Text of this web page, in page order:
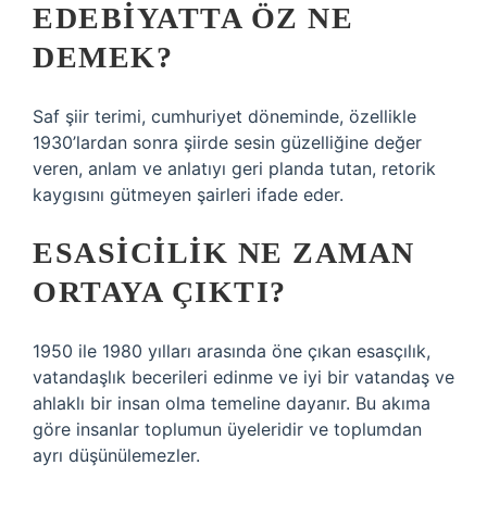
EDEBIYATTA ÖZ NE
DEMEK?
Saf şiir terimi, cumhuriyet döneminde, özellikle
1930’lardan sonra şiirde sesin güzelliğine değer
veren, anlam ve anlatıyı geri planda tutan, retorik
kaygısını gütmeyen şairleri ifade eder.
ESASICILIK NE ZAMAN
ORTAYA ÇIKTI?
1950 ile 1980 yılları arasında öne çıkan esasçılık,
vatandaşlık becerileri edinme ve iyi bir vatandaş ve
ahlaklı bir insan olma temeline dayanır. Bu akıma
göre insanlar toplumun üyeleridir ve toplumdan
ayrı düşünülemezler.